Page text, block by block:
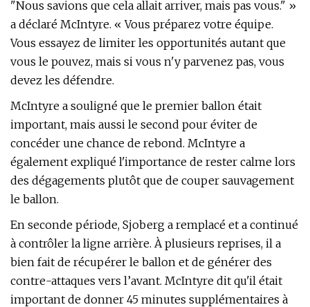
"Nous savions que cela allait arriver, mais pas vous." »
a déclaré McIntyre. « Vous préparez votre équipe.
Vous essayez de limiter les opportunités autant que
vous le pouvez, mais si vous n'y parvenez pas, vous
devez les défendre.
McIntyre a souligné que le premier ballon était
important, mais aussi le second pour éviter de
concéder une chance de rebond. McIntyre a
également expliqué l'importance de rester calme lors
des dégagements plutôt que de couper sauvagement
le ballon.
En seconde période, Sjoberg a remplacé et a continué
à contrôler la ligne arrière. À plusieurs reprises, il a
bien fait de récupérer le ballon et de générer des
contre-attaques vers l’avant. McIntyre dit qu'il était
important de donner 45 minutes supplémentaires à